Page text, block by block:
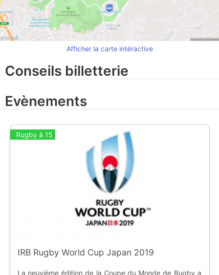
Afficher la carte intéractive
Conseils billetterie
Evènements
Rugby à 15
IRB Rugby World Cup Japan 2019
La neuvième édition de la Coupe du Monde de Rugby a